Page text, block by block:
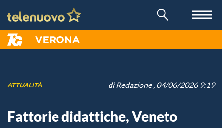
ATTUALITÀ diRedazione, 04/06/2026 9:19
Fattorie didattiche, Veneto